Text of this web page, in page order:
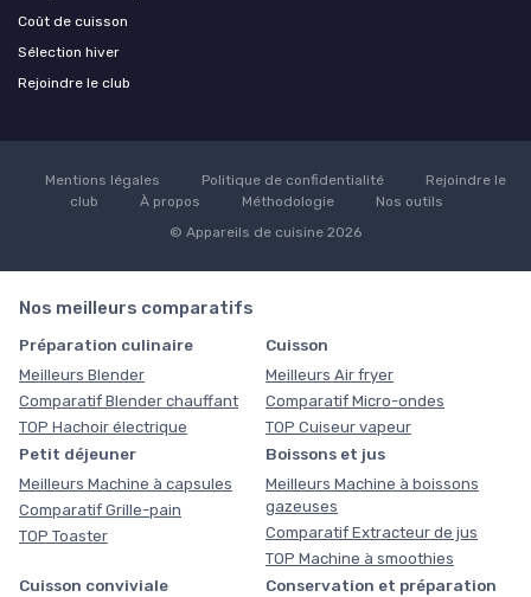
Coût de cuisson
Sélection hiver
Rejoindre le club
Mentions légales Politique de confidentialité
Rejoindre le
club
À propos Méthodologie
Nos outils
© Appareils de cuisine 2026
Nos meilleurs comparatifs
Préparation culinaire
Meilleurs Blender
Comparatif Blender chauffant
TOP Hachoir électrique
Cuisson
Meilleurs Air fryer
Comparatif Micro-ondes
TOP Cuiseur vapeur
Petit déjeuner
Meilleurs Machine à capsules
Comparatif Grille-pain
TOP Toaster
Boissons et jus
Meilleurs Machine à boissons
gazeuses
Comparatif Extracteur de jus
TOP Machine à smoothies
Cuisson conviviale
Conservation et préparation